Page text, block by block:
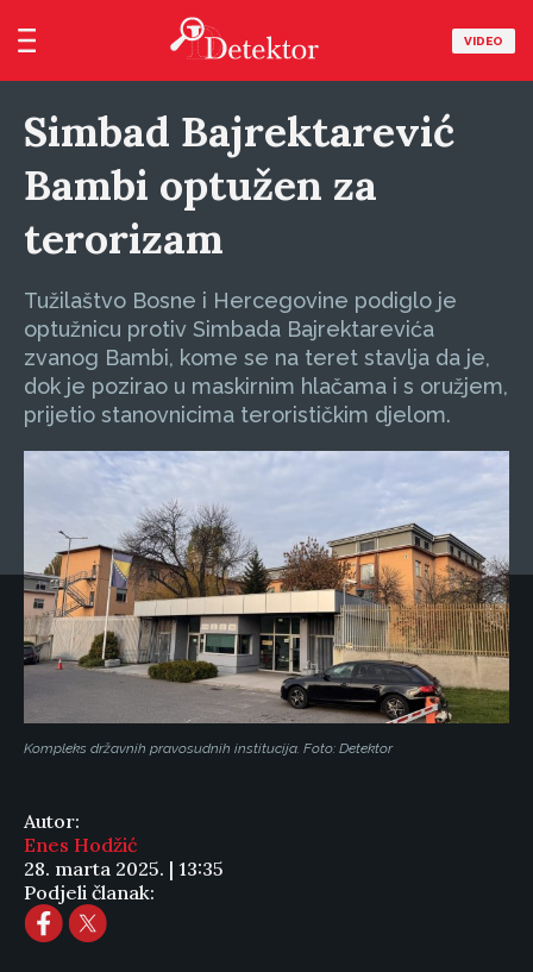
VIDEO
Simbad Bajrektarević
Bambi optužen za
terorizam
Tužilaštvo Bosne i Hercegovine podiglo je
optužnicu protiv Simbada Bajrektarevića
zvanog Bambi, kome se na teret stavlja da je,
dok je pozirao u maskirnim hlačama i s oružjem,
prijetio stanovnicima terorističkim djelom.
Kompleks državnih pravosudnih institucija. Foto: Detektor
Autor:
Enes Hodžić
28. marta 2025. | 13:35
Podjeli članak: